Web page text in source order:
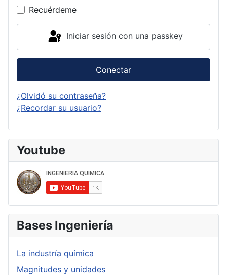
Recuérdeme
Iniciar sesión con una passkey
Conectar
¿Olvidó su contraseña?
¿Recordar su usuario?
Youtube
Bases Ingeniería
La industría química
Magnitudes y unidades